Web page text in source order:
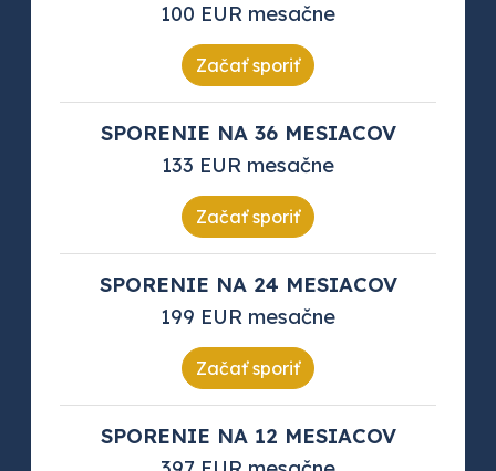
100 EUR mesačne
Začať sporiť
SPORENIE NA 36 MESIACOV
133 EUR mesačne
Začať sporiť
SPORENIE NA 24 MESIACOV
199 EUR mesačne
Začať sporiť
SPORENIE NA 12 MESIACOV